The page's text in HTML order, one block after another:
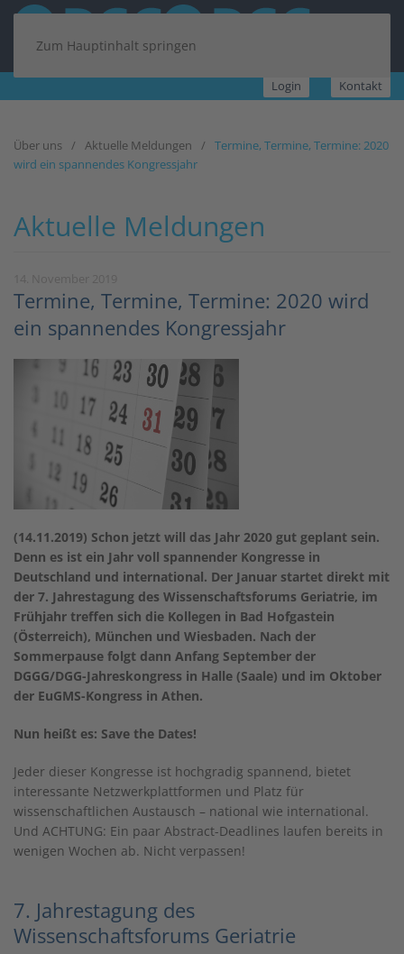
Zum Hauptinhalt springen
Login Kontakt
Über uns Aktuelle Meldungen
Termine, Termine, Termine: 2020
wird ein spannendes Kongressjahr
Aktuelle Meldungen
Termine, Termine, Termine: 2020 wird
ein spannendes Kongressjahr
(14.11.2019) Schon jetzt will das Jahr 2020 gut geplant sein.
Denn es ist ein Jahr voll spannender Kongresse in
Deutschland und international. Der Januar startet direkt mit
der 7. Jahrestagung des Wissenschaftsforums Geriatrie, im
Frühjahr treffen sich die Kollegen in Bad Hofgastein
(Österreich), München und Wiesbaden. Nach der
Sommerpause folgt dann Anfang September der
DGGG/DGG-Jahreskongress in Halle (Saale) und im Oktober
der EuGMS-Kongress in Athen.
Nun heißt es: Save the Dates!
Jeder dieser Kongresse ist hochgradig spannend, bietet
interessante Netzwerkplattformen und Platz für
wissenschaftlichen Austausch – national wie international.
Und ACHTUNG: Ein paar Abstract-Deadlines laufen bereits in
wenigen Wochen ab. Nicht verpassen!
7. Jahrestagung des
Wissenschaftsforums Geriatrie